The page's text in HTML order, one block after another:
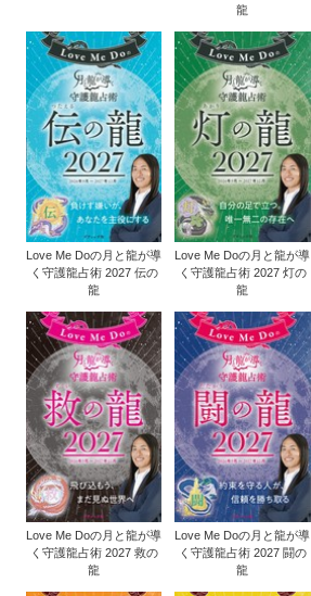
龍
Love Me Doの月と龍が導
く守護龍占術 2027 伝の
龍
Love Me Doの月と龍が導
く守護龍占術 2027 灯の
龍
Love Me Doの月と龍が導
く守護龍占術 2027 救の
龍
Love Me Doの月と龍が導
く守護龍占術 2027 闘の
龍